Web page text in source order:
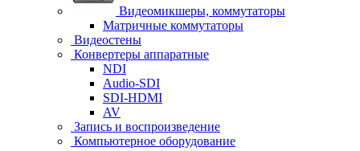
Видеомикшеры, коммутаторы
Матричные коммутаторы
Видеостены
Конвертеры аппаратные
NDI
Audio-SDI
SDI-HDMI
AV
Запись и воспроизведение
Компьютерное оборудование